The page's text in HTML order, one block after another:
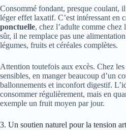
Consommé fondant, presque coulant,
léger effet laxatif. C’est intéressant en
ponctuelle, chez l’adulte comme chez
sûr, il ne remplace pas une
légumes, fruits et céréales complètes.
Attention toutefois aux excès. Chez les
sensibles, en manger beaucoup d’un
ballonnements et inconfort digestif.
consommer régulièrement, mais en
exemple un fruit moyen par jour.
3. Un soutien naturel pour la tension